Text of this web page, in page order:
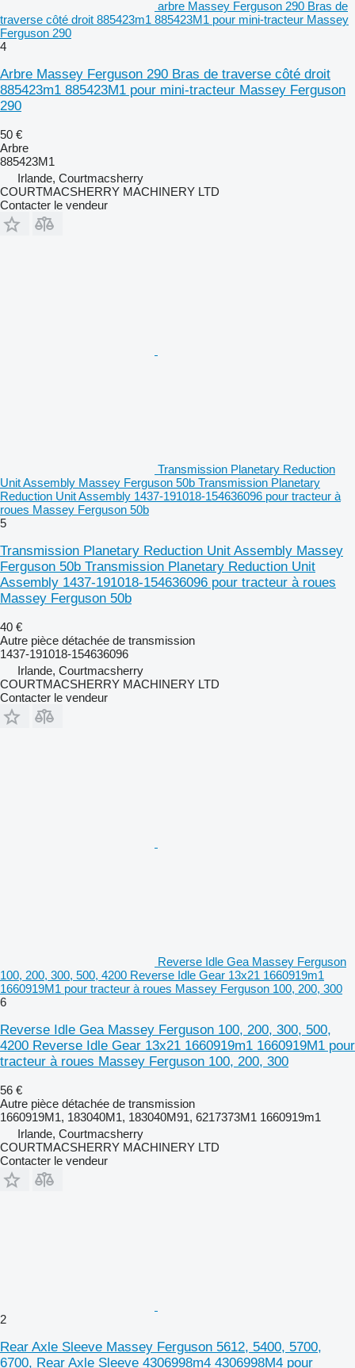
arbre Massey Ferguson 290 Bras de
traverse côté droit 885423m1 885423M1 pour mini-tracteur Massey
Ferguson 290
4
Arbre Massey Ferguson 290 Bras de traverse côté droit
885423m1 885423M1 pour mini-tracteur Massey Ferguson
290
50 €
Arbre
885423M1
Irlande, Courtmacsherry
COURTMACSHERRY MACHINERY LTD
Contacter le vendeur
Transmission Planetary Reduction
Unit Assembly Massey Ferguson 50b Transmission Planetary
Reduction Unit Assembly 1437-191018-154636096 pour tracteur à
roues Massey Ferguson 50b
5
Transmission Planetary Reduction Unit Assembly Massey
Ferguson 50b Transmission Planetary Reduction Unit
Assembly 1437-191018-154636096 pour tracteur à roues
Massey Ferguson 50b
40 €
Autre pièce détachée de transmission
1437-191018-154636096
Irlande, Courtmacsherry
COURTMACSHERRY MACHINERY LTD
Contacter le vendeur
Reverse Idle Gea Massey Ferguson
100, 200, 300, 500, 4200 Reverse Idle Gear 13x21 1660919m1
1660919M1 pour tracteur à roues Massey Ferguson 100, 200, 300
6
Reverse Idle Gea Massey Ferguson 100, 200, 300, 500,
4200 Reverse Idle Gear 13x21 1660919m1 1660919M1 pour
tracteur à roues Massey Ferguson 100, 200, 300
56 €
Autre pièce détachée de transmission
1660919M1, 183040M1, 183040M91, 6217373M1 1660919m1
Irlande, Courtmacsherry
COURTMACSHERRY MACHINERY LTD
Contacter le vendeur
2
Rear Axle Sleeve Massey Ferguson 5612, 5400, 5700,
6700, Rear Axle Sleeve 4306998m4 4306998M4 pour